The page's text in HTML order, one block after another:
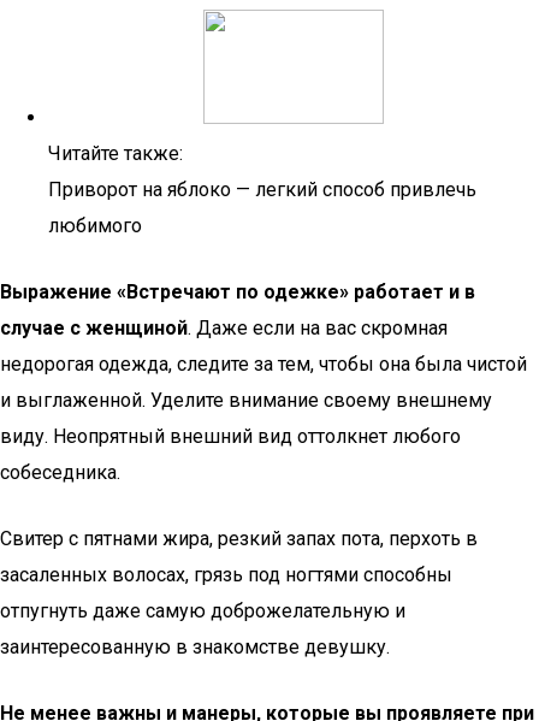
Читайте также:
Приворот на яблоко — легкий способ привлечь
любимого
Выражение «Встречают по одежке» работает и в
случае с женщиной. Даже если на вас скромная
недорогая одежда, следите за тем, чтобы она была чистой
и выглаженной. Уделите внимание своему внешнему
виду. Неопрятный внешний вид оттолкнет любого
собеседника.
Свитер с пятнами жира, резкий запах пота, перхоть в
засаленных волосах, грязь под ногтями способны
отпугнуть даже самую доброжелательную и
заинтересованную в знакомстве девушку.
Не менее важны и манеры, которые вы проявляете при